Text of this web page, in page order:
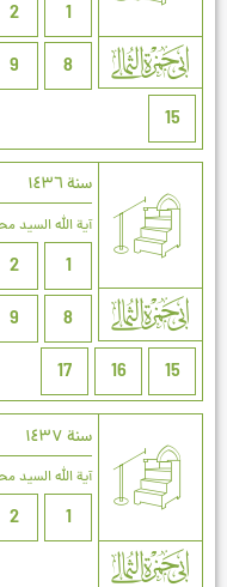
1
2
8
9
15
سنة ۱٤۳٦
آية الله السيد
1
2
8
9
15
16
17
سنة ۱٤۳۷
آية الله السيد
1
2